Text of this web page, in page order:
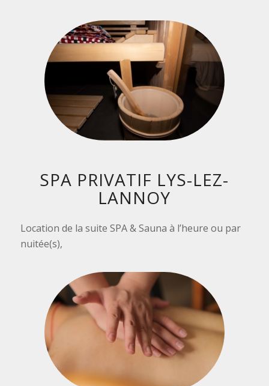
Spa privatif Tourcoing
SPA PRIVATIF LYS-LEZ-
LANNOY
Location de la suite SPA & Sauna à l’heure ou par
nuitée(s),